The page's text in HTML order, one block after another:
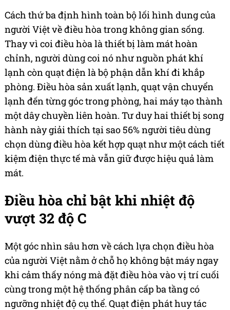
Cách thứ ba định hình toàn bộ lối hình dung của
người Việt về điều hòa trong không gian sống.
Thay vì coi điều hòa là thiết bị làm mát hoàn
chỉnh, người dùng coi nó như nguồn phát khí
lạnh còn quạt điện là bộ phận dẫn khí đi khắp
phòng. Điều hòa sản xuất lạnh, quạt vận chuyển
lạnh đến từng góc trong phòng, hai máy tạo thành
một dây chuyền liên hoàn. Tư duy hai thiết bị song
hành này giải thích tại sao 56% người tiêu dùng
chọn dùng điều hòa kết hợp quạt như một cách tiết
kiệm điện thực tế mà vẫn giữ được hiệu quả làm
mát.
Điều hòa chỉ bật khi nhiệt độ
vượt 32 độ C
Một góc nhìn sâu hơn về cách lựa chọn điều hòa
của người Việt nằm ở chỗ họ không bật máy ngay
khi cảm thấy nóng mà đặt điều hòa vào vị trí cuối
cùng trong một hệ thống phân cấp ba tầng có
ngưỡng nhiệt độ cụ thể. Quạt điện phát huy tác